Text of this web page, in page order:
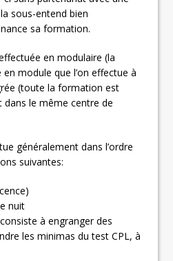
sous-entend bien
sa formation.
en modulaire (la
module que l’on effectue à
(toute la formation est
le même centre de
généralement dans l’ordre
suivantes:
nuit
à engranger des
les minimas du test CPL, à